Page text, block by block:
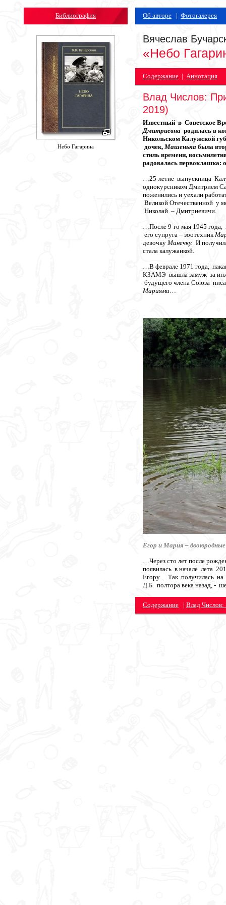
Библиография
Небо Гагарина
Об авторе | Фотогалерея
Вячеслав
«Небо
Содержание | Аннотация
Влад Числов:
2019)
Известный в Советское
Дмитриевна родилась в
Никольском Калужской
дочек, Машенька была
стиль времени,
радовалась первоклашка:
…25-летие выпускница
однокурсником Дмитрием
поженились и уехали
Великой Отечественной у
Николай – Дмитриевичи.
…После 9-го мая 1945
его супруга – зоотехник
девочку Манечку. И
стала калужанкой.
…В феврале 1971 года,
КЗАМЭ вышла замуж за
будущего члена Союза
Мариями…
Егор и Мария –
…Через сто лет после
появилась в начале лета
Егору… Так получилась на
Д.Б. полтора века назад, -
Содержание | Влад Числов: